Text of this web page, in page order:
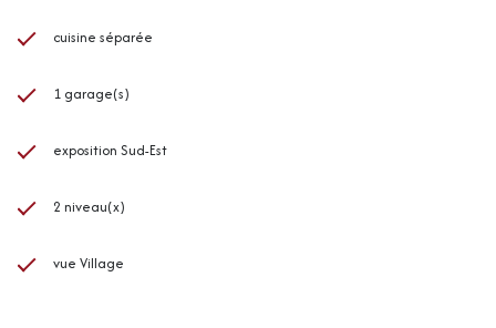
cuisine séparée
1 garage(s)
exposition Sud-Est
2 niveau(x)
vue Village